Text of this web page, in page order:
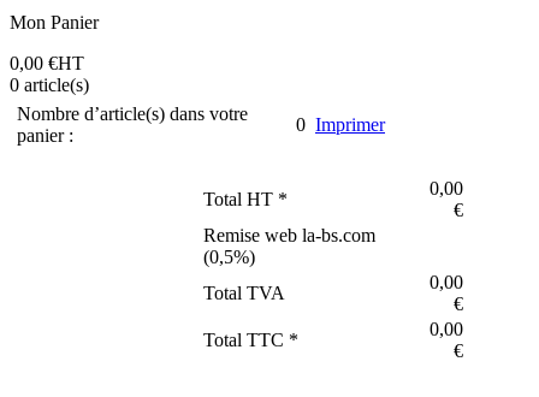
Mon Panier
0,00 €HT
0 article(s)
Nombre d’article(s) dans votre
panier :
0 Imprimer
Total HT *
0,00
€
Remise web la-bs.com
(0,5%)
Total TVA
0,00
€
Total TTC *
0,00
€